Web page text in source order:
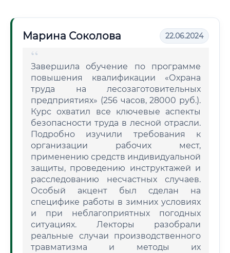
Марина Соколова 22.06.2024
Завершила обучение по программе
повышения квалификации «Охрана
труда на лесозаготовительных
предприятиях» (256 часов, 28000 руб.).
Курс охватил все ключевые аспекты
безопасности труда в лесной отрасли.
Подробно изучили требования к
организации рабочих мест,
применению средств индивидуальной
защиты, проведению инструктажей и
расследованию несчастных случаев.
Особый акцент был сделан на
специфике работы в зимних условиях
и при неблагоприятных погодных
ситуациях. Лекторы разобрали
реальные случаи производственного
травматизма и методы их